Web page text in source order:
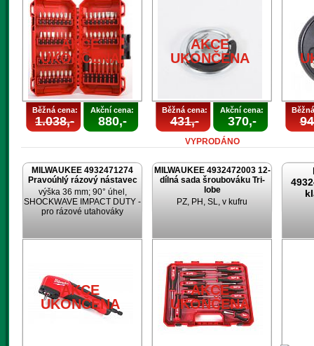
AKCE
UKONČENA
Běžná cena:
1.038,-
Akční cena:
880,-
AKCE
UKONČENA
Běžná cena:
431,-
Akční cena:
370,-
VYPRODÁNO
MILWAUKEE 4932471274
Pravoúhlý rázový nástavec
výška 36 mm; 90° úhel,
SHOCKWAVE IMPACT DUTY -
pro rázové utahováky
AKCE
UKONČENA
MILWAUKEE 4932472003 12-
dílná sada šroubováku Tri-
lobe
PZ, PH, SL, v kufru
AKCE
UKONČENA